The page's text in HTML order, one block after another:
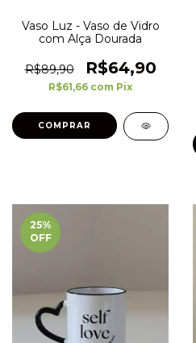
Vaso Luz - Vaso de Vidro
com Alça Dourada
R$89,90 R$64,90
R$61,66 com Pix
25%
OFF